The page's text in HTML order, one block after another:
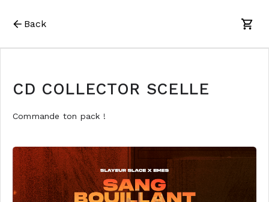
Back
CD COLLECTOR SCELLE
Commande ton pack !